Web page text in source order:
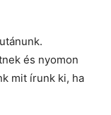
és nyomon
mit írunk ki, ha